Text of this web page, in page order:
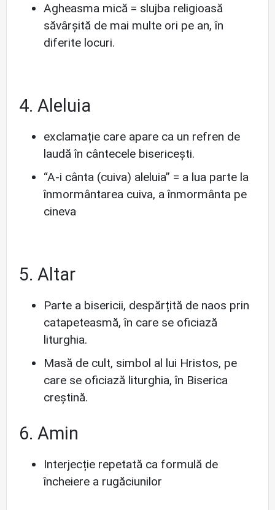
Agheasma mică = slujba religioasă
săvârșită de mai multe ori pe an, în
diferite locuri.
4. Aleluia
exclamație care apare ca un refren de
laudă în cântecele bisericești.
“A-i cânta (cuiva) aleluia” = a lua parte la
înmormântarea cuiva, a înmormânta pe
cineva
5. Altar
Parte a bisericii, despărțită de naos prin
catapeteasmă, în care se oficiază
liturghia.
Masă de cult, simbol al lui Hristos, pe
care se oficiază liturghia, în Biserica
creștină.
6. Amin
Interjecție repetată ca formulă de
încheiere a rugăciunilor